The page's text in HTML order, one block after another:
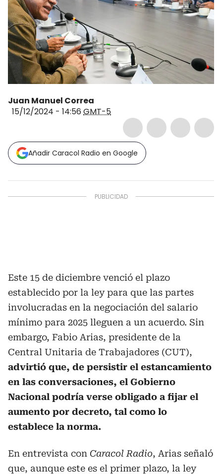
Juan Manuel Correa
15/12/2024 - 14:56 GMT-5
Añadir Caracol Radio en Google
Este 15 de diciembre venció el plazo
establecido por la ley para que las partes
involucradas en la negociación del salario
mínimo para 2025 lleguen a un acuerdo. Sin
embargo, Fabio Arias, presidente de la
Central Unitaria de Trabajadores (CUT),
advirtió que, de persistir el estancamiento
en las conversaciones, el Gobierno
Nacional podría verse obligado a fijar el
aumento por decreto, tal como lo
establece la norma.
En entrevista con Caracol Radio, Arias señaló
que, aunque este es el primer plazo, la ley